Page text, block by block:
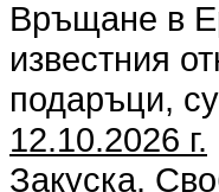
Връщане в
известния
подаръци,
12.10.2026 г.
Закуска.